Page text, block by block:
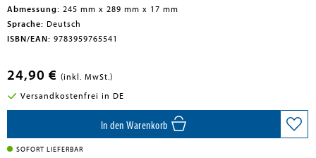
Abmessung: 245 mm x 289 mm x 17 mm
Sprache: Deutsch
ISBN/EAN: 9783959765541
24,90 € (inkl. MwSt.)
Versandkostenfrei in DE
In den Warenkorb
SOFORT LIEFERBAR